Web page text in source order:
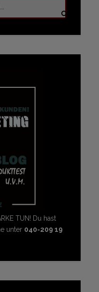
TUN! Du hast
unter 040-209 19